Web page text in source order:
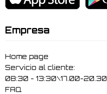
Empresa
Home page
Servicio al cliente:
08:30 - 13:30\17.00-20.30
FAQ